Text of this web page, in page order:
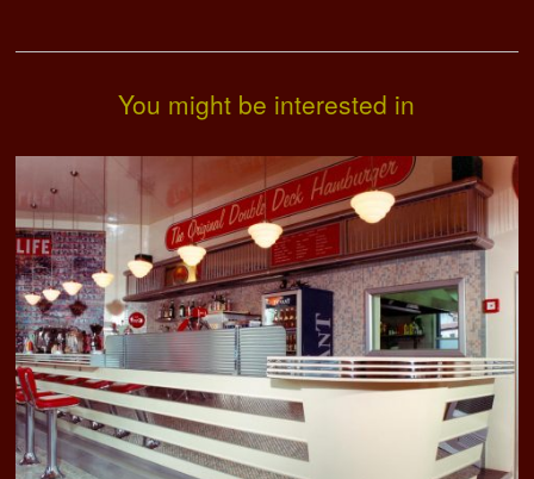
You might be interested in